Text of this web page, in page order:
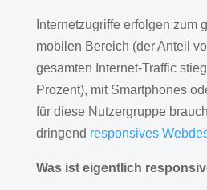
Internetzugriffe erfolgen zum
mobilen Bereich (der Anteil
gesamten Internet-Traffic
Prozent), mit Smartphones
für diese Nutzergruppe
dringend responsives
Was ist eigentlich